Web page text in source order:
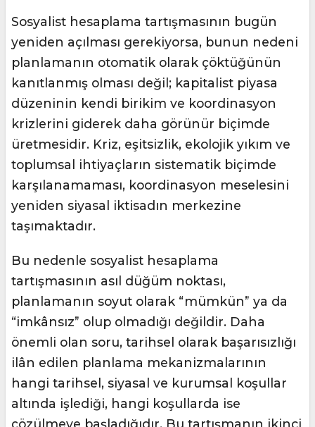
Sosyalist hesaplama tartışmasının bugün
yeniden açılması gerekiyorsa, bunun nedeni
planlamanın otomatik olarak çöktüğünün
kanıtlanmış olması değil; kapitalist piyasa
düzeninin kendi birikim ve koordinasyon
krizlerini giderek daha görünür biçimde
üretmesidir. Kriz, eşitsizlik, ekolojik yıkım ve
toplumsal ihtiyaçların sistematik biçimde
karşılanamaması, koordinasyon meselesini
yeniden siyasal iktisadın merkezine
taşımaktadır.
Bu nedenle sosyalist hesaplama
tartışmasının asıl düğüm noktası,
planlamanın soyut olarak “mümkün” ya da
“imkânsız” olup olmadığı değildir. Daha
önemli olan soru, tarihsel olarak başarısızlığı
ilân edilen planlama mekanizmalarının
hangi tarihsel, siyasal ve kurumsal koşullar
altında işlediği, hangi koşullarda ise
çözülmeye başladığıdır. Bu tartışmanın ikinci